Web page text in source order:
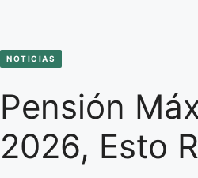
NOTICIAS
Pensión
2026, Esto